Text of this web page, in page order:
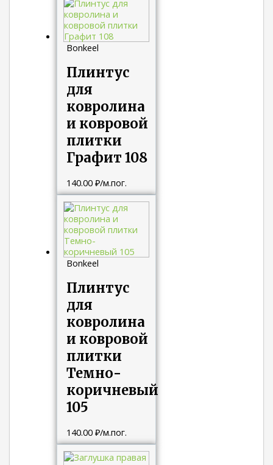
Bonkeel
Плинтус
для
ковролина
и ковровой
плитки
Графит 108
140.00 ₽/м.пог.
Bonkeel
Плинтус
для
ковролина
и ковровой
плитки
Темно-
коричневый
105
140.00 ₽/м.пог.